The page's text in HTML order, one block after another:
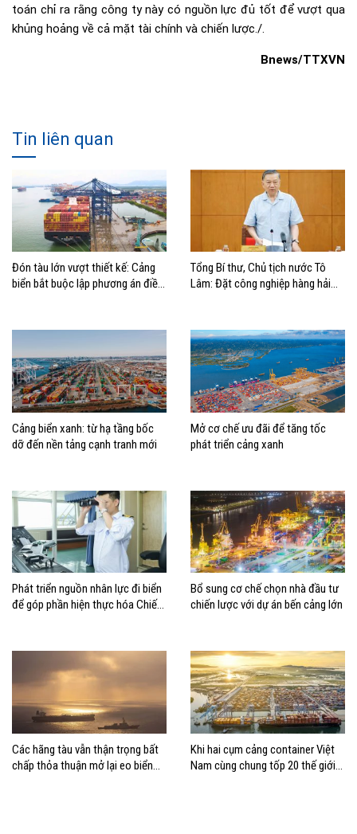
toán chỉ ra rằng công ty này có nguồn lực đủ tốt để vượt qua
khủng hoảng về cả mặt tài chính và chiến lược./.
Bnews/TTXVN
Tin liên quan
Đón tàu lớn vượt thiết kế: Cảng
biển bắt buộc lập phương án điều
Tổng Bí thư, Chủ tịch nước Tô
Lâm: Đặt công nghiệp hàng hải
biển mạnh
Cảng biển xanh: từ hạ tầng bốc
dỡ đến nền tảng cạnh tranh mới
Mở cơ chế ưu đãi để tăng tốc
phát triển cảng xanh
Phát triển nguồn nhân lực đi biển
để góp phần hiện thực hóa Chiến
Bổ sung cơ chế chọn nhà đầu tư
chiến lược với dự án bến cảng lớn
Các hãng tàu vẫn thận trọng bất
chấp thỏa thuận mở lại eo biển
Khi hai cụm cảng container Việt
Nam cùng chung tốp 20 thế giới